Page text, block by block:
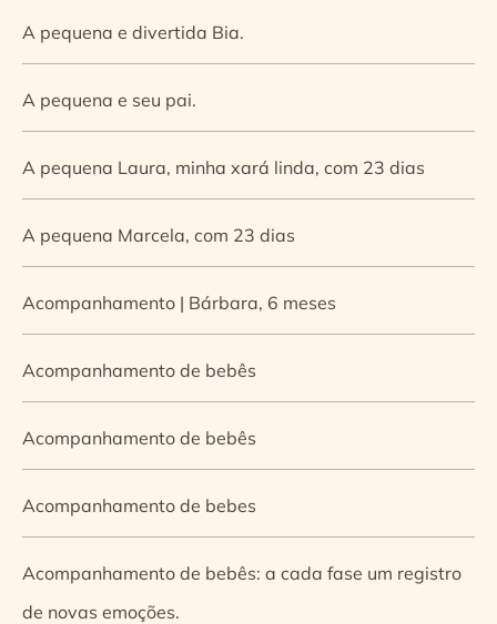
A pequena e divertida Bia.
A pequena e seu pai.
A pequena Laura, minha xará linda, com 23 dias
A pequena Marcela, com 23 dias
Acompanhamento | Bárbara, 6 meses
Acompanhamento de bebês
Acompanhamento de bebês
Acompanhamento de bebes
Acompanhamento de bebês: a cada fase um registro
de novas emoções.